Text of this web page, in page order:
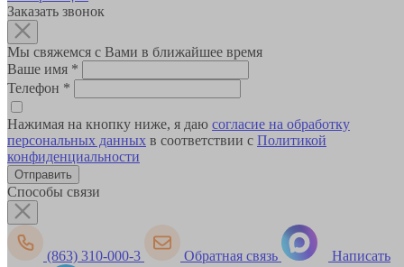
Заказать звонок
Мы свяжемся с Вами в ближайшее время
Ваше имя *
Телефон *
Нажимая на кнопку ниже, я даю согласие на обработку
персональных данных в соответствии с Политикой
конфиденциальности
Способы связи
(863) 310-000-3 Обратная связь Написать